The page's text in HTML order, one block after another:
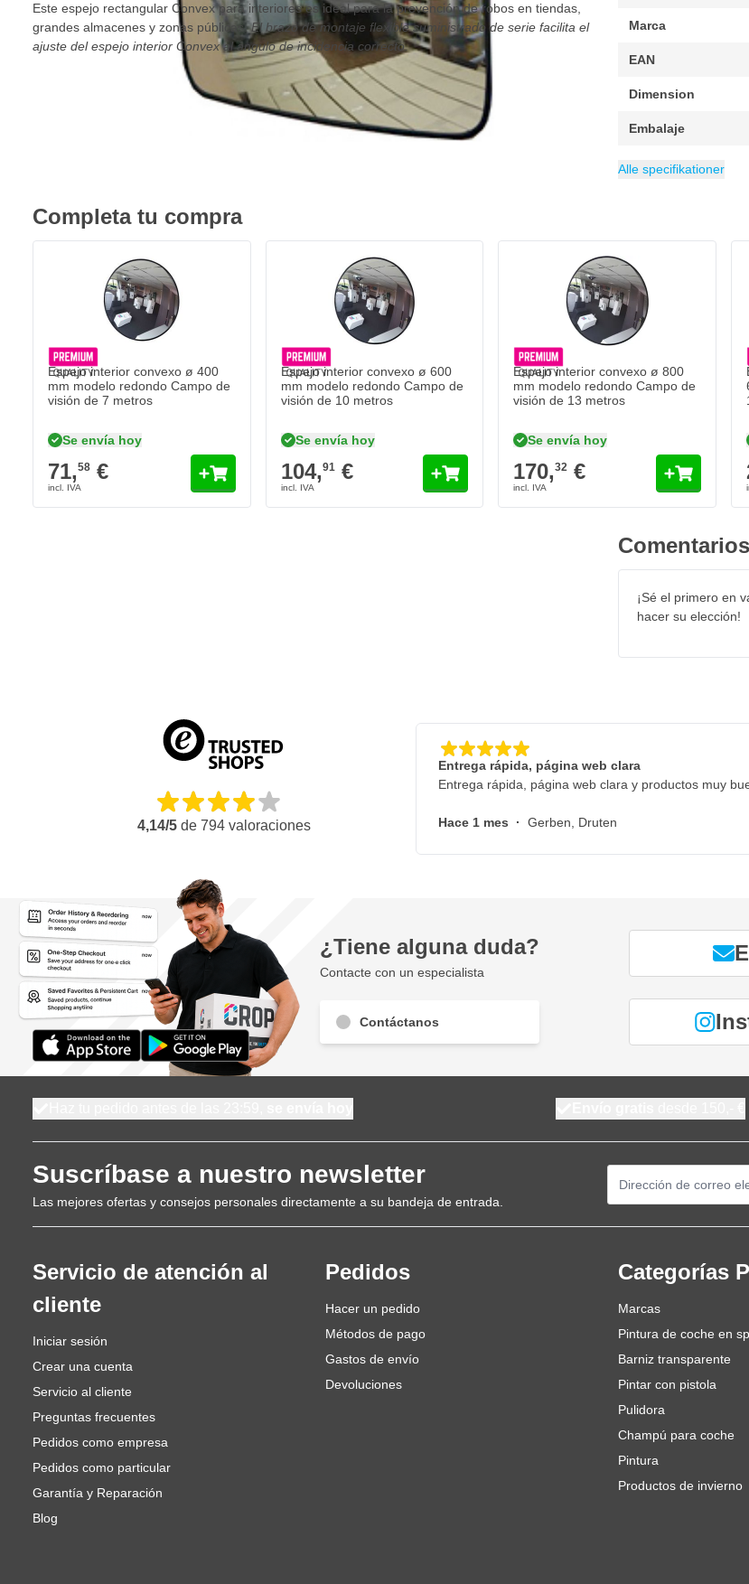
Este espejo rectangular Convex para interiores es ideal para la prevención de robos en tiendas,
grandes almacenes y zonas públicas.El brazo de montaje flexible suministrado de serie facilita el
ajuste del espejo interior Convex al ángulo de incidencia correcto.
Marca
EAN
Dimension
Embalaje
Anchura
Mirror Shape
Campo de visión
Longitud
Categoría
Alle specifikationer
Completa tu compra
Espejo interior convexo ø 400
mm modelo redondo Campo de
visión de 7 metros
Se envía hoy
71,58 €
Espejo interior convexo ø 600
mm modelo redondo Campo de
visión de 10 metros
Se envía hoy
104,91€
Espejo interior convexo ø 800
mm modelo redondo Campo de
visión de 13 metros
Se envía hoy
170,32 €
¡Sé el primero en
hacer su elección!
4,14/5 de 794 valoraciones
Entrega rápida, página web clara
Entrega rápida, página web clara y productos muy
Hace 1 mes · Gerben, Druten
¿Tiene alguna duda?
Contacte con un especialista
Contáctanos
Suscríbase a nuestro newsletter
Las mejores ofertas y consejos personales directamente a su bandeja de entrada.
Servicio de atención al
cliente
Iniciar sesión
Crear una cuenta
Servicio al cliente
Preguntas frecuentes
Pedidos como empresa
Pedidos como particular
Garantía y Reparación
Blog
Pedidos
Hacer un pedido
Métodos de pago
Gastos de envío
Devoluciones
Categorías
Marcas
Pintura de coche en
Barniz transparente
Pintar con pistola
Pulidora
Champú para coche
Pintura
Productos de invierno